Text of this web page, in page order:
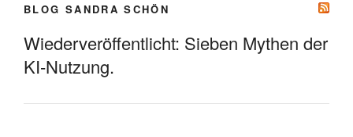
BLOG SANDRA SCHÖN
Wiederveröffentlicht: Sieben Mythen der
KI-Nutzung.